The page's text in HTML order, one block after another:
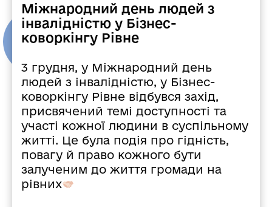
Міжнародний день людей з
інвалідністю у Бізнес-
коворкінгу Рівне
3 грудня, у Міжнародний день
людей з інвалідністю, у Бізнес-
коворкінгу Рівне відбувся захід,
присвячений темі доступності та
участі кожної людини в суспільному
житті. Це була подія про гідність,
повагу й право кожного бути
залученим до життя громади на
рівних